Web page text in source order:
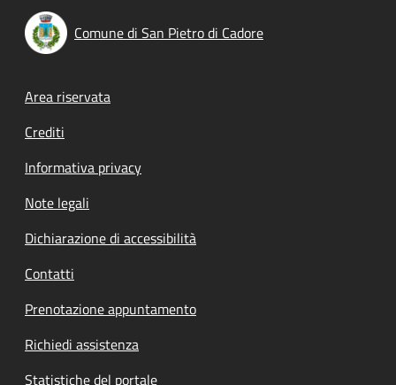
Comune di San Pietro di Cadore
Footer menu
Area riservata
Crediti
Informativa privacy
Note legali
Dichiarazione di accessibilità
Contatti
Prenotazione appuntamento
Richiedi assistenza
Statistiche del portale